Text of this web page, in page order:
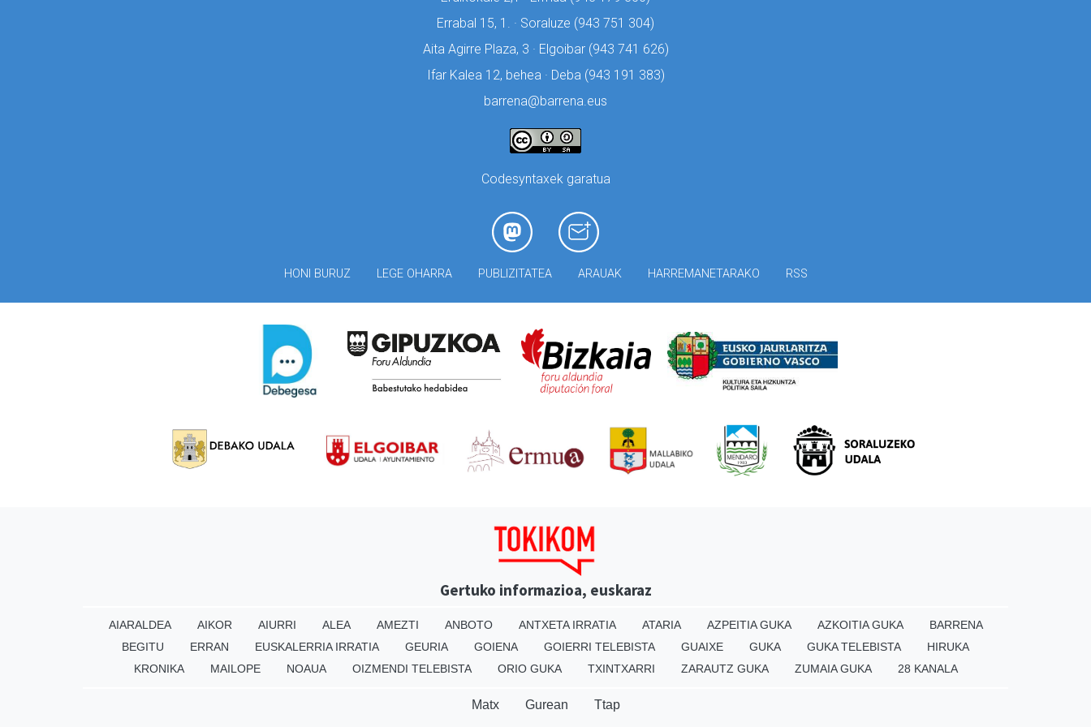
Errabal 15, 1. · Soraluze (943 751 304)
Aita Agirre Plaza, 3 · Elgoibar (943 741 626)
Ifar Kalea 12, behea · Deba (943 191 383)
barrena@barrena.eus
Codesyntaxek garatua
HONI BURUZ LEGE OHARRA PUBLIZITATEA ARAUAK HARREMANETARAKO RSS
Gertuko informazioa, euskaraz
AIARALDEA AIKOR AIURRI ALEA AMEZTI ANBOTO ANTXETA IRRATIA ATARIA AZPEITIA GUKA AZKOITIA GUKA
BARRENA
BEGITU
ERRAN EUSKALERRIA IRRATIA GEURIA GOIENA GOIERRI TELEBISTA GUAIXE GUKA GUKA TELEBISTA
HIRUKA
KRONIKA
MAILOPE NOAUA OIZMENDI TELEBISTA ORIO GUKA TXINTXARRI ZARAUTZ GUKA ZUMAIA GUKA 28 KANALA
Matx Gurean Ttap